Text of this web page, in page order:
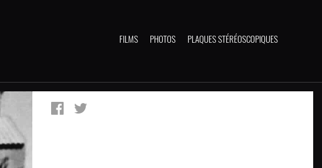
FILMS PHOTOS PLAQUES STÉRÉOSCOPIQUES